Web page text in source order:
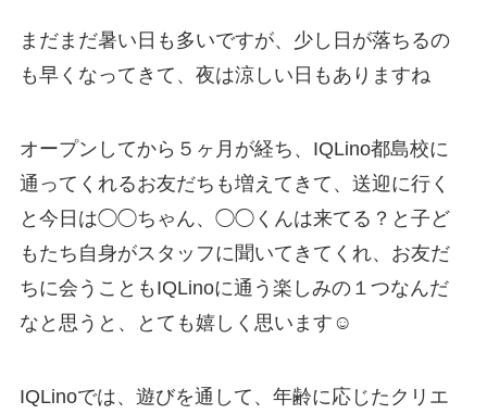
まだまだ暑い日も多いですが、少し日が落ちるの
も早くなってきて、夜は涼しい日もありますね
オープンしてから５ヶ月が経ち、IQLino都島校に
通ってくれるお友だちも増えてきて、送迎に行く
と今日は◯◯ちゃん、◯◯くんは来てる？と子ど
もたち自身がスタッフに聞いてきてくれ、お友だ
ちに会うこともIQLinoに通う楽しみの１つなんだ
なと思うと、とても嬉しく思います☺️
IQLinoでは、遊びを通して、年齢に応じたクリエ